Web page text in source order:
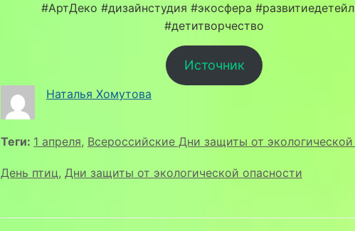
#АртДеко #дизайнстудия #экосфера
#детитворчество
Источник
Наталья Хомутова
Теги: 1 апреля, Всероссийские Дни защиты от
День птиц, Дни защиты от экологической опасности